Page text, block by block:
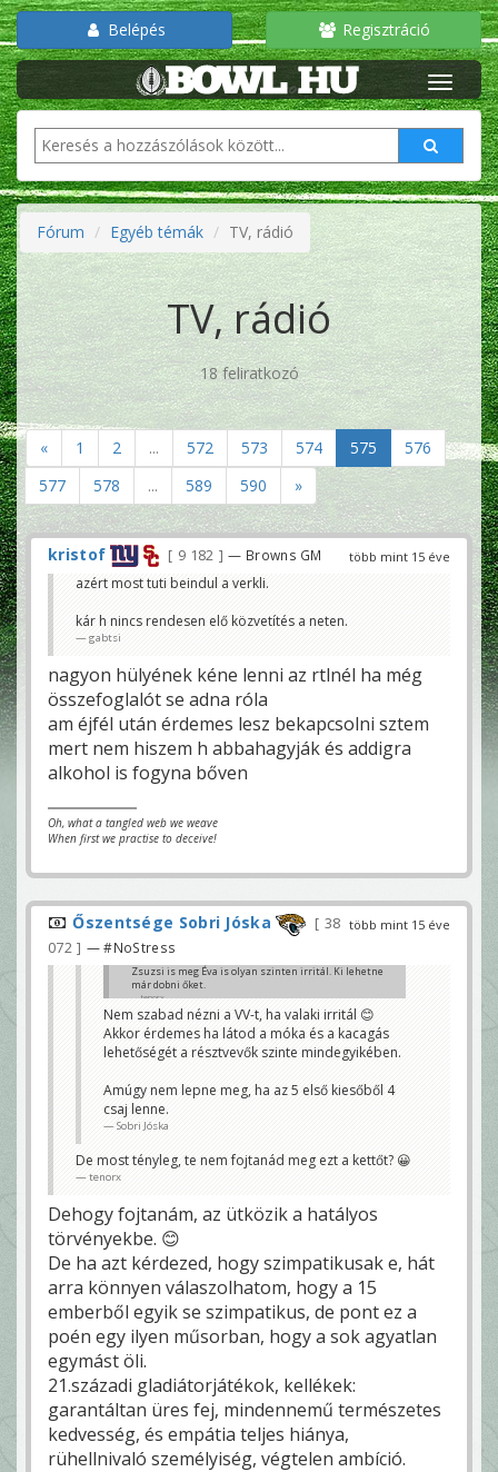
Belépés Regisztráció
Fórum Egyéb témák TV, rádió
TV, rádió
18 feliratkozó
« 1 2 ... 572 573 574 575
576
577
578 ... 589 590 »
több mint 15 éve
kristof 9 182 — Browns GM
azért most tuti beindul a verkli.
kár h nincs rendesen elő közvetítés a neten.
gabtsi
nagyon hülyének kéne lenni az rtlnél ha még
összefoglalót se adna róla
am éjfél után érdemes lesz bekapcsolni sztem
mert nem hiszem h abbahagyják és addigra
alkohol is fogyna bőven
Oh, what a tangled web we weave
When first we practise to deceive!
több mint 15 éve
Őszentsége Sobri Jóska
38
072
— #NoStress
Zsuzsi is meg Éva is olyan szinten irritál. Ki lehetne
már dobni őket.
tenorx
Nem szabad nézni a VV-t, ha valaki irritál 😊
Akkor érdemes ha látod a móka és a kacagás
lehetőségét a résztvevők szinte mindegyikében.
Amúgy nem lepne meg, ha az 5 első kiesőből 4
csaj lenne.
Sobri Jóska
De most tényleg, te nem fojtanád meg ezt a kettőt? 😀
tenorx
Dehogy fojtanám, az ütközik a hatályos
törvényekbe. 😊
De ha azt kérdezed, hogy szimpatikusak e, hát
arra könnyen válaszolhatom, hogy a 15
emberből egyik se szimpatikus, de pont ez a
poén egy ilyen műsorban, hogy a sok agyatlan
egymást öli.
21.századi gladiátorjátékok, kellékek:
garantáltan üres fej, mindennemű természetes
kedvesség, és empátia teljes hiánya,
rühellnivaló személyiség, végtelen ambíció.